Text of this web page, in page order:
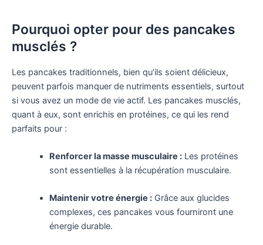
Pourquoi opter pour des pancakes
musclés ?
Les pancakes traditionnels, bien qu’ils soient délicieux,
peuvent parfois manquer de nutriments essentiels, surtout
si vous avez un mode de vie actif. Les pancakes musclés,
quant à eux, sont enrichis en protéines, ce qui les rend
parfaits pour :
Renforcer la masse musculaire :Les protéines
sont essentielles à la récupération musculaire.
Maintenir votre énergie :Grâce aux glucides
complexes, ces pancakes vous fourniront une
énergie durable.